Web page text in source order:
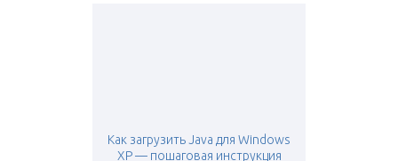
Как загрузить Java для Windows
XP — пошаговая инструкция